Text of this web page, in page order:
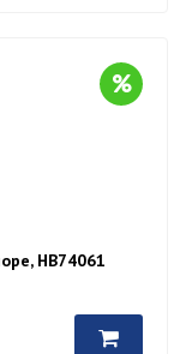
HB74061